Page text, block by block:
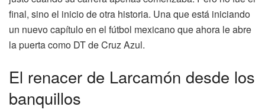
final, sino el inicio de otra historia. Una que está iniciando
un nuevo capítulo en el fútbol mexicano que ahora le abre
la puerta como DT de Cruz Azul.
El renacer de Larcamón desde los
banquillos